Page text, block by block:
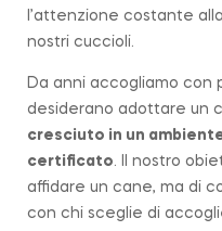
l’attenzione costante
nostri cuccioli.
Da anni accogliamo con
desiderano adottare un
cresciuto in un
certificato. Il nostro
affidare un cane, ma di
con chi sceglie di